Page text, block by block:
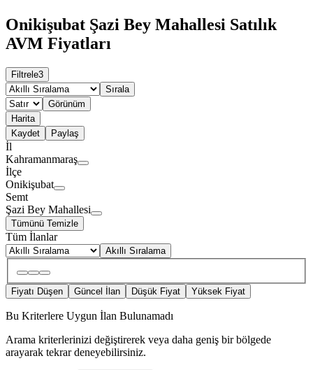
Onikişubat Şazi Bey Mahallesi Satılık
AVM Fiyatları
Filtrele3
Sırala
Görünüm
Harita
Kaydet
Paylaş
İl
Kahramanmaraş
İlçe
Onikişubat
Semt
Şazi Bey Mahallesi
Tümünü Temizle
Tüm İlanlar
Akıllı Sıralama
Fiyatı Düşen Güncel İlan Düşük Fiyat Yüksek Fiyat
Bu Kriterlere Uygun İlan Bulunamadı
Arama kriterlerinizi değiştirerek veya daha geniş bir bölgede
arayarak tekrar deneyebilirsiniz.